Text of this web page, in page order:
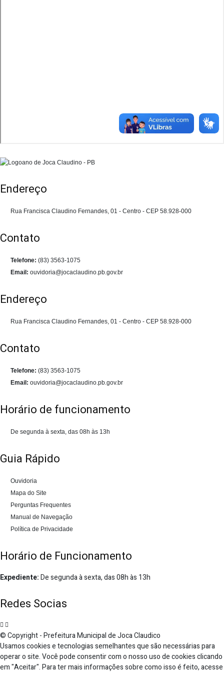
Endereço
Rua Francisca Claudino Fernandes, 01 - Centro - CEP 58.928-000
Contato
Telefone: (83) 3563-1075
Email: ouvidoria@jocaclaudino.pb.gov.br
Endereço
Rua Francisca Claudino Fernandes, 01 - Centro - CEP 58.928-000
Contato
Telefone: (83) 3563-1075
Email: ouvidoria@jocaclaudino.pb.gov.br
Horário de funcionamento
De segunda à sexta, das 08h às 13h
Guia Rápido
Ouvidoria
Mapa do Site
Perguntas Frequentes
Manual de Navegação
Política de Privacidade
Horário de Funcionamento
Expediente:De segunda à sexta, das 08h às 13h
Redes Socias
© Copyright - Prefeitura Municipal de Joca Claudico
Usamos cookies e tecnologias semelhantes que são necessárias para
operar o site. Você pode consentir com o nosso uso de cookies clicando
em "Aceitar". Para ter mais informações sobre como isso é feito, acesse